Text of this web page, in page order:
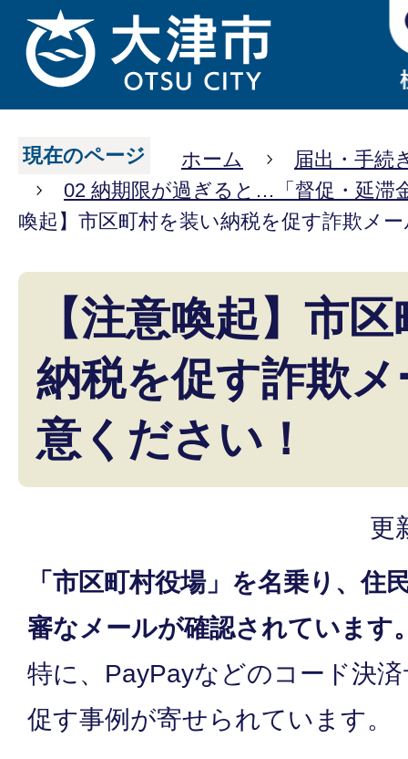
現在のページ ホーム
届出・手続
02 納期限が過ぎると…「督促・延滞
喚起】市区町村を装い納税を促す詐欺メ
【注意喚起】市
納税を促す詐欺
意ください！
更
「市区町村役場」を名乗り、住
審なメールが確認されています
特に、PayPayなどのコード決
促す事例が寄せられています。